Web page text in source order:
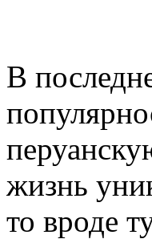
В
жизнь
то вроде